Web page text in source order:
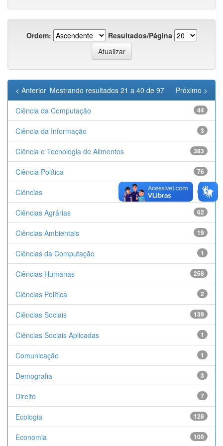
Ordem: Resultados/Página
Mostrando resultados 21 a 40 de 97
< Anterior Próximo >
Ciência da Computação 44
Ciência da Informação 3
Ciência e Tecnologia de Alimentos 383
Ciência Política 76
Ciências 4
Ciências Agrárias 62
Ciências Ambientais 19
Ciências da Computação 1
Ciências Humanas 258
Ciências Política 2
Ciências Sociais 139
Ciências Sociais Aplicadas 1
Comunicação 1
Demografia 3
Direito 7
Ecologia 128
Economia 100